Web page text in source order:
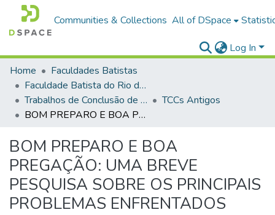
Communities & Collections All of DSpace
Log In
Home
Faculdades Batistas
Faculdade Batista do Rio de Janeiro (FABAT-RJ)
Trabalhos de Conclusão de Curso (TCC)
TCCs Antigos
BOM PREPARO E BOA PREGAÇÃO: UMA BREVE PESQUISA SOBRE OS PRINCIPAIS PROBLEMAS ENFRENTADOS PELOS PASTORES BATISTAS NA PREPARAÇÃO E PREGAÇÃO DE SERMÕES
BOM PREPARO E BOA
PREGAÇÃO: UMA BREVE
PESQUISA SOBRE OS PRINCIPAIS
PROBLEMAS ENFRENTADOS